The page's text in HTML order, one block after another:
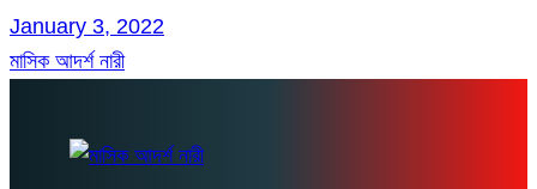
January 3, 2022
মাসিক আদর্শ নারী